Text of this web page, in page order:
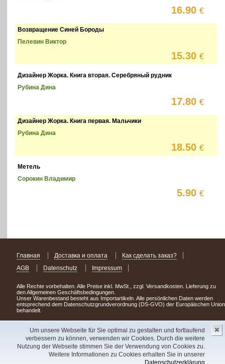
Um unsere Webseite für Sie optimal zu gestalten und fortlaufend
verbessern zu können, verwenden wir Cookies. Durch die weitere
Nutzung der Webseite stimmen Sie der Verwendung von Cookies zu.
Weitere Informationen zu Cookies erhalten Sie in unserer
Datenschutzerklärung
✖
16.90€
Возвращение Синей Бороды
Пелевин Виктор
15.30€
Дизайнер Жорка. Книга вторая. Серебряный рудник
Рубина Дина
17.80€
Дизайнер Жорка. Книга первая. Мальчики
Рубина Дина
18.50€
Метель
Сорокин Владимир
5.90€
Главная Доставка и оплата
Как сделать заказ?
AGB
Datenschutz Impressum
Alle Rechte vorbehalten. Alle Preise inkl. MwSt., zzgl. Versandkosten. Lieferung zu
den Allgemeinen Geschäftsbedingungen.
Unser Warenbestand besteht aus Importartikeln. Alle persönlichen Daten werden
entsprechend dem Datenschutzgrundverordnung (DS-GVO) der Europäischen Union
behandelt.
Сделав заказ сегодня, уже через день или два Вы можете стать обладателем
НОВИНКИ из Германии! Удачного поиска!
Copyright 2003 - 2023 © Express-Kniga
V.A.Vorobiev